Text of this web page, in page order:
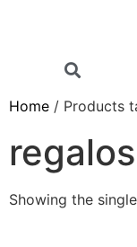
Home / Products
Showing the